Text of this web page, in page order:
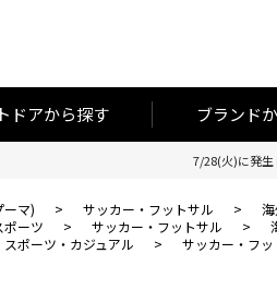
ドアから探す ブランド
7/28(火)に発生
ーマ) > サッカー・フットサル >
ポーツ > サッカー・フットサル >
スポーツ・カジュアル > サッカー・フッ